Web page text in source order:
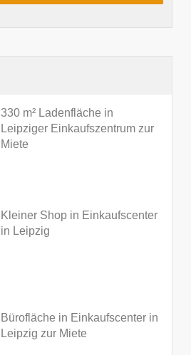
330 m² Ladenfläche in
Leipziger Einkaufszentrum zur
Miete
Kleiner Shop in Einkaufscenter
in Leipzig
Bürofläche in Einkaufscenter in
Leipzig zur Miete